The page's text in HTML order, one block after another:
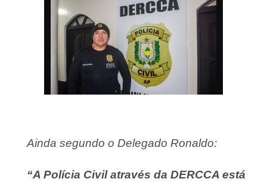
Ainda segundo o Delegado Ronaldo:
“A Polícia Civil através da DERCCA está